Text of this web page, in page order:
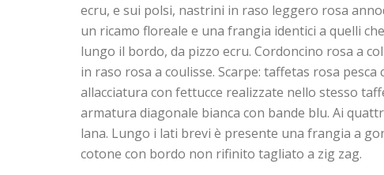
ecru, e sui polsi, nastrini in raso leggero rosa
un ricamo floreale e una frangia identici a quelli
lungo il bordo, da pizzo ecru. Cordoncino rosa a
in raso rosa a coulisse. Scarpe: taffetas rosa
allacciatura con fettucce realizzate nello stesso
armatura diagonale bianca con bande blu. Ai
lana. Lungo i lati brevi è presente una frangia a
cotone con bordo non rifinito tagliato a zig zag.